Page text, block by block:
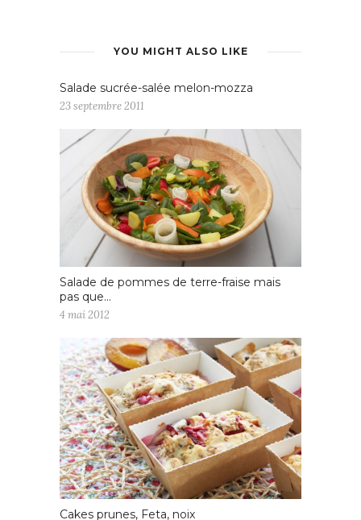
YOU MIGHT ALSO LIKE
Salade sucrée-salée melon-mozza
23 septembre 2011
Salade de pommes de terre-fraise mais
pas que…
4 mai 2012
Cakes prunes, Feta, noix